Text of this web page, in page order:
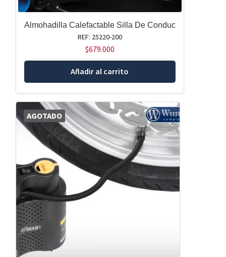
Almohadilla Calefactable Silla De Conduc
REF: 25220-200
$679.000
Añadir al carrito
AGOTADO